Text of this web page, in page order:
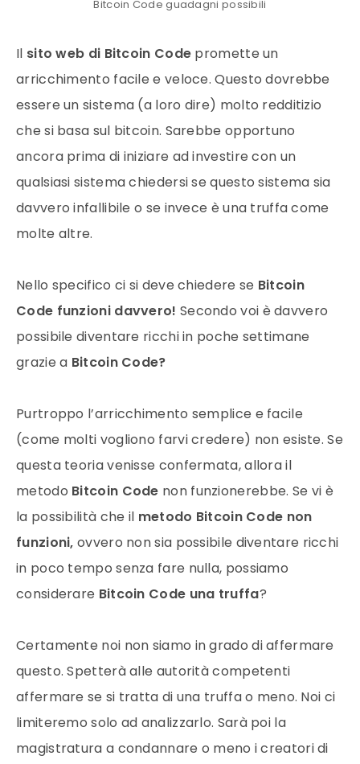
Bitcoin Code guadagni possibili
Il sito web di Bitcoin Code promette un
arricchimento facile e veloce. Questo dovrebbe
essere un sistema (a loro dire) molto redditizio
che si basa sul bitcoin. Sarebbe opportuno
ancora prima di iniziare ad investire con un
qualsiasi sistema chiedersi se questo sistema sia
davvero infallibile o se invece è una truffa come
molte altre.
Nello specifico ci si deve chiedere se Bitcoin
Code funzioni davvero! Secondo voi è davvero
possibile diventare ricchi in poche settimane
grazie a Bitcoin Code?
Purtroppo l’arricchimento semplice e facile
(come molti vogliono farvi credere) non esiste. Se
questa teoria venisse confermata, allora il
metodo Bitcoin Code non funzionerebbe. Se vi è
la possibilità che il metodo Bitcoin Code non
funzioni,ovvero non sia possibile diventare ricchi
in poco tempo senza fare nulla, possiamo
considerare Bitcoin Code una truffa?
Certamente noi non siamo in grado di affermare
questo. Spetterà alle autorità competenti
affermare se si tratta di una truffa o meno. Noi ci
limiteremo solo ad analizzarlo. Sarà poi la
magistratura a condannare o meno i creatori di